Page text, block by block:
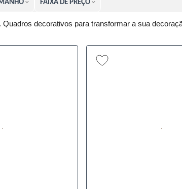
FAIXA DE PREÇO
decorativos para transformar a sua